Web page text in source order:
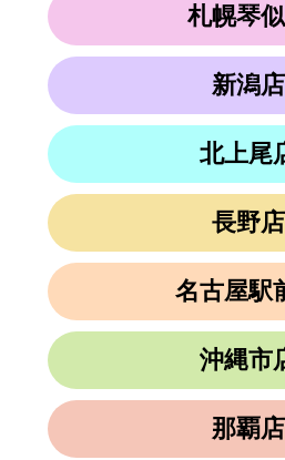
〒003-0002
北海道札幌市白
午前10時～午後
札幌琴
〒063-0811
北海道札幌市西
午前10時～午後19
新潟店
〒950-0962
025-288-5593
営業時間 午前9時～午後6時
不定休
北上尾
〒362-0015
埼玉県上尾市緑
午前10時～午後
長野店
〒380-0823
長野県長野市南
026-217-6162
午前10時～午後19
名古屋駅
〒450-0002
愛知県名古屋市
名古屋東アーバン
沖縄市
〒904-0034那覇店